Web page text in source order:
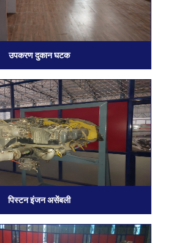
उपकरण दुकान घटक
पिस्टन इंजन असेंबली